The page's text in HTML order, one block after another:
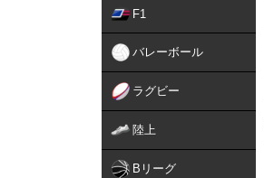
F1
バレーボール
ラグビー
陸上
Bリーグ